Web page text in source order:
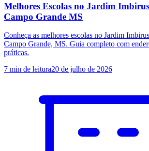
Melhores Escolas no Jardim
Campo Grande MS
Conheça as melhores escolas no Jardim
Campo Grande, MS. Guia completo com
práticas.
7 min de leitura20 de julho de 2026